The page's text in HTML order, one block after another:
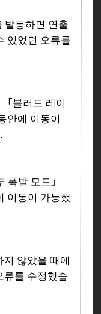
발동하면 연출
있었던 오류를
블러드 레이
안에 이동이
폭발 모드」
이동이 가능했
지 않았을 때에
류를 수정했습